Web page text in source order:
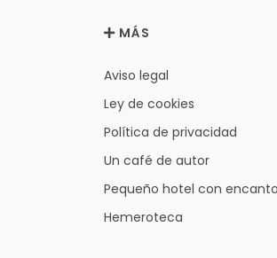
MÁS
Aviso legal
Ley de cookies
Política de privacidad
Un café de autor
Pequeño hotel con encanto
Hemeroteca